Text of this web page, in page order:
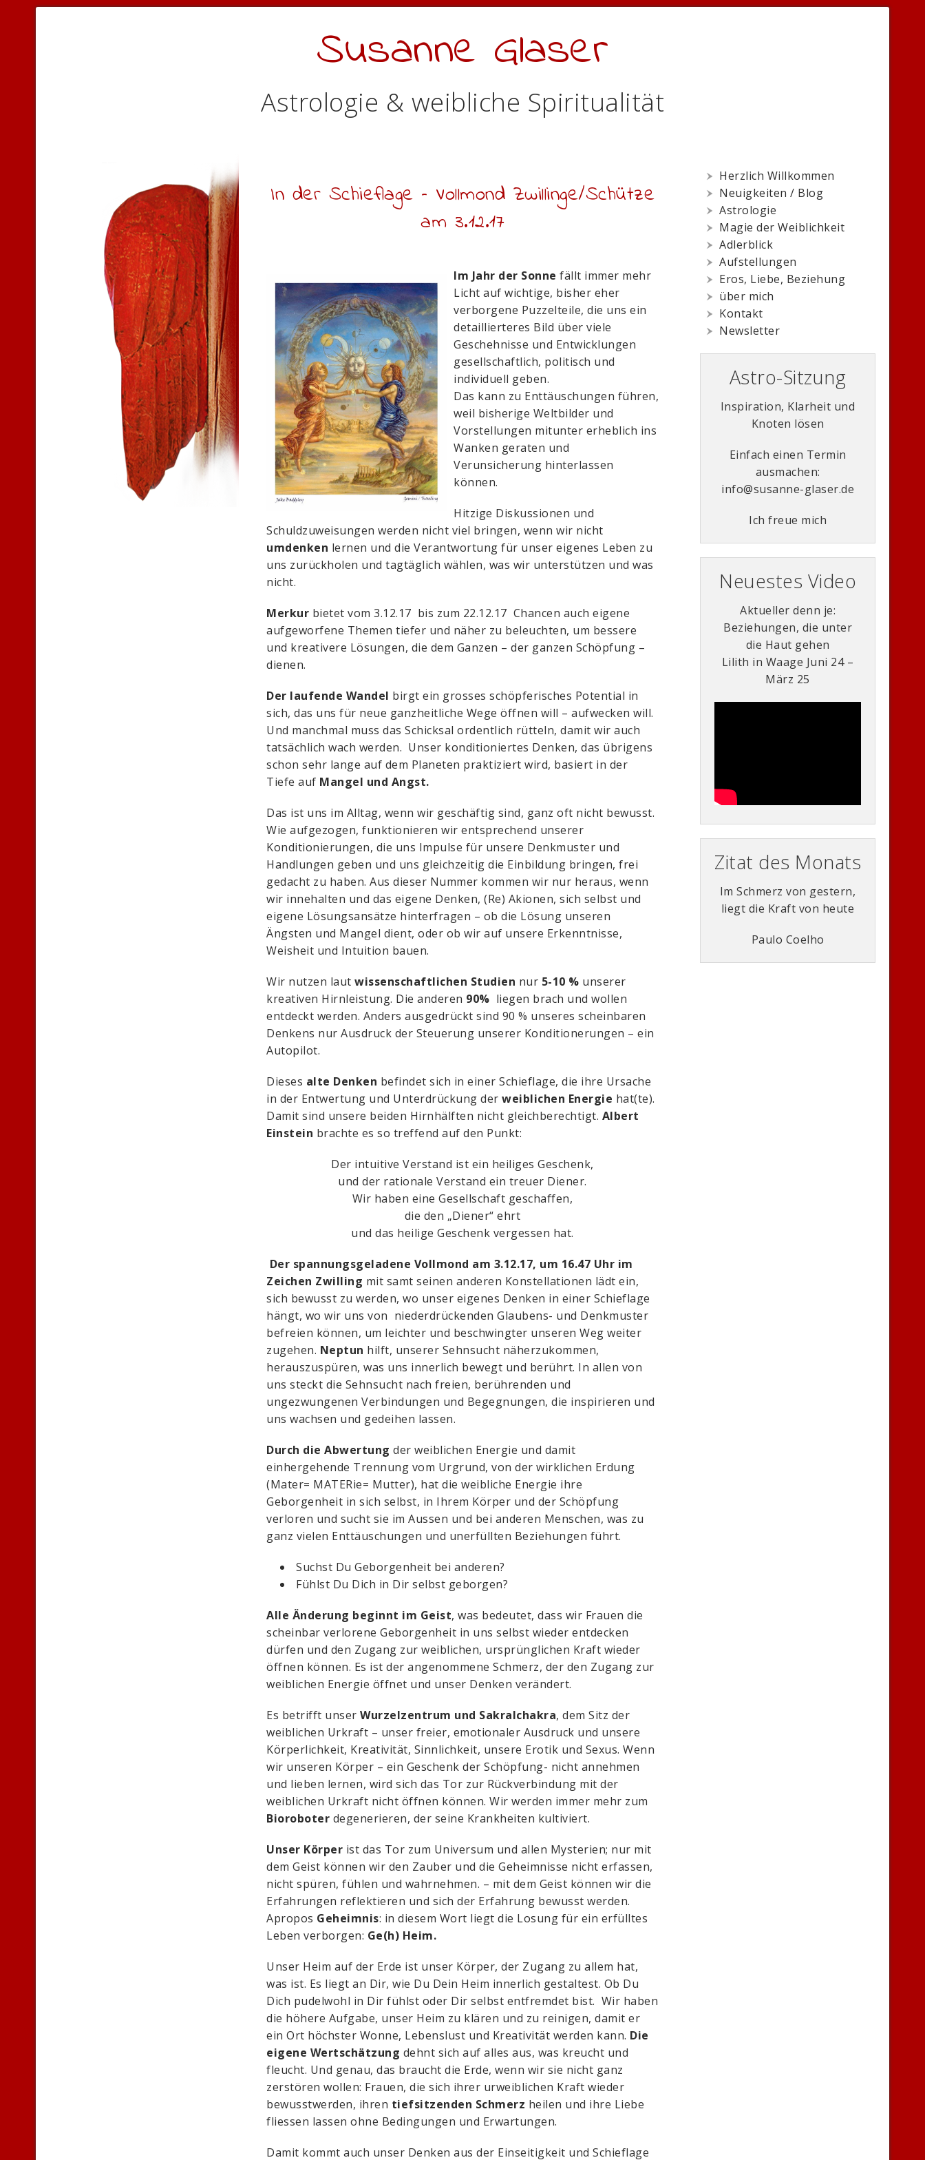
Susanne Glaser
Astrologie & weibliche Spiritualität
In der Schieflage – Vollmond Zwillinge/Schütze
am 3.12.17
Im Jahr der Sonne fällt immer mehr
Licht auf wichtige, bisher eher
verborgene Puzzelteile, die uns ein
detaillierteres Bild über viele
Geschehnisse und Entwicklungen
gesellschaftlich, politisch und
individuell geben.
Das kann zu Enttäuschungen führen,
weil bisherige Weltbilder und
Vorstellungen mitunter erheblich ins
Wanken geraten und
Verunsicherung hinterlassen
können.
Hitzige Diskussionen und
Schuldzuweisungen werden nicht viel bringen, wenn wir nicht
umdenken lernen und die Verantwortung für unser eigenes Leben zu
uns zurückholen und tagtäglich wählen, was wir unterstützen und was
nicht.
Merkur bietet vom 3.12.17 bis zum 22.12.17 Chancen auch eigene
aufgeworfene Themen tiefer und näher zu beleuchten, um bessere
und kreativere Lösungen, die dem Ganzen – der ganzen Schöpfung –
dienen.
Der laufende Wandel birgt ein grosses schöpferisches Potential in
sich, das uns für neue ganzheitliche Wege öffnen will – aufwecken will.
Und manchmal muss das Schicksal ordentlich rütteln, damit wir auch
tatsächlich wach werden. Unser konditioniertes Denken, das übrigens
schon sehr lange auf dem Planeten praktiziert wird, basiert in der
Tiefe auf Mangel und Angst.
Das ist uns im Alltag, wenn wir geschäftig sind, ganz oft nicht bewusst.
Wie aufgezogen, funktionieren wir entsprechend unserer
Konditionierungen, die uns Impulse für unsere Denkmuster und
Handlungen geben und uns gleichzeitig die Einbildung bringen, frei
gedacht zu haben. Aus dieser Nummer kommen wir nur heraus, wenn
wir innehalten und das eigene Denken, (Re) Akionen, sich selbst und
eigene Lösungsansätze hinterfragen – ob die Lösung unseren
Ängsten und Mangel dient, oder ob wir auf unsere Erkenntnisse,
Weisheit und Intuition bauen.
Wir nutzen laut wissenschaftlichen Studien nur 5-10 % unserer
kreativen Hirnleistung. Die anderen 90% liegen brach und wollen
entdeckt werden. Anders ausgedrückt sind 90 % unseres scheinbaren
Denkens nur Ausdruck der Steuerung unserer Konditionerungen – ein
Autopilot.
Dieses alte Denken befindet sich in einer Schieflage, die ihre Ursache
in der Entwertung und Unterdrückung der weiblichen Energie hat(te).
Damit sind unsere beiden Hirnhälften nicht gleichberechtigt. Albert
Einstein brachte es so treffend auf den Punkt:
Der intuitive Verstand ist ein heiliges Geschenk,
und der rationale Verstand ein treuer Diener.
Wir haben eine Gesellschaft geschaffen,
die den „Diener“ ehrt
und das heilige Geschenk vergessen hat.
Der spannungsgeladene Vollmond am 3.12.17, um 16.47 Uhr im
Zeichen Zwilling mit samt seinen anderen Konstellationen lädt ein,
sich bewusst zu werden, wo unser eigenes Denken in einer Schieflage
hängt, wo wir uns von niederdrückenden Glaubens- und Denkmuster
befreien können, um leichter und beschwingter unseren Weg weiter
zugehen. Neptun hilft, unserer Sehnsucht näherzukommen,
herauszuspüren, was uns innerlich bewegt und berührt. In allen von
uns steckt die Sehnsucht nach freien, berührenden und
ungezwungenen Verbindungen und Begegnungen, die inspirieren und
uns wachsen und gedeihen lassen.
Durch die Abwertung der weiblichen Energie und damit
einhergehende Trennung vom Urgrund, von der wirklichen Erdung
(Mater= MATERie= Mutter), hat die weibliche Energie ihre
Geborgenheit in sich selbst, in Ihrem Körper und der Schöpfung
verloren und sucht sie im Aussen und bei anderen Menschen, was zu
ganz vielen Enttäuschungen und unerfüllten Beziehungen führt.
Suchst Du Geborgenheit bei anderen?
Fühlst Du Dich in Dir selbst geborgen?
Alle Änderung beginnt im Geist, was bedeutet, dass wir Frauen die
scheinbar verlorene Geborgenheit in uns selbst wieder entdecken
dürfen und den Zugang zur weiblichen, ursprünglichen Kraft wieder
öffnen können. Es ist der angenommene Schmerz, der den Zugang zur
weiblichen Energie öffnet und unser Denken verändert.
Es betrifft unser Wurzelzentrum und Sakralchakra, dem Sitz der
weiblichen Urkraft – unser freier, emotionaler Ausdruck und unsere
Körperlichkeit, Kreativität, Sinnlichkeit, unsere Erotik und Sexus. Wenn
wir unseren Körper – ein Geschenk der Schöpfung- nicht annehmen
und lieben lernen, wird sich das Tor zur Rückverbindung mit der
weiblichen Urkraft nicht öffnen können. Wir werden immer mehr zum
Bioroboter degenerieren, der seine Krankheiten kultiviert.
Unser Körper ist das Tor zum Universum und allen Mysterien; nur mit
dem Geist können wir den Zauber und die Geheimnisse nicht erfassen,
nicht spüren, fühlen und wahrnehmen. – mit dem Geist können wir die
Erfahrungen reflektieren und sich der Erfahrung bewusst werden.
Apropos Geheimnis: in diesem Wort liegt die Losung für ein erfülltes
Leben verborgen: Ge(h) Heim.
Unser Heim auf der Erde ist unser Körper, der Zugang zu allem hat,
was ist. Es liegt an Dir, wie Du Dein Heim innerlich gestaltest. Ob Du
Dich pudelwohl in Dir fühlst oder Dir selbst entfremdet bist. Wir haben
die höhere Aufgabe, unser Heim zu klären und zu reinigen, damit er
ein Ort höchster Wonne, Lebenslust und Kreativität werden kann. Die
eigene Wertschätzung dehnt sich auf alles aus, was kreucht und
fleucht. Und genau, das braucht die Erde, wenn wir sie nicht ganz
zerstören wollen: Frauen, die sich ihrer urweiblichen Kraft wieder
bewusstwerden, ihren tiefsitzenden Schmerz heilen und ihre Liebe
fliessen lassen ohne Bedingungen und Erwartungen.
Damit kommt auch unser Denken aus der Einseitigkeit und Schieflage
Herzlich Willkommen
Neuigkeiten / Blog
Astrologie
Magie der Weiblichkeit
Adlerblick
Aufstellungen
Eros, Liebe, Beziehung
über mich
Kontakt
Newsletter
Astro-Sitzung
Inspiration, Klarheit und
Knoten lösen
Einfach einen Termin
ausmachen:
info@susanne-glaser.de
Ich freue mich
Neuestes Video
Aktueller denn je:
Beziehungen, die unter
die Haut gehen
Lilith in Waage Juni 24 –
März 25
Zitat des Monats
Im Schmerz von gestern,
liegt die Kraft von heute
Paulo Coelho